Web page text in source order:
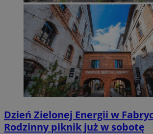
Dzień Zielonej Energii w
Rodzinny piknik już w sobotę